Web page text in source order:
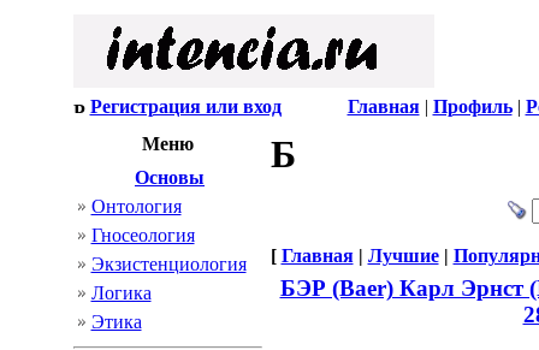
Регистрация или вход Главная| Профиль|
Меню
Основы
Онтология
Гносеология
Экзистенциология
Логика
Этика
Б
[ Главная| Лучшие|
БЭР (Ваеr) Карл Эрнст